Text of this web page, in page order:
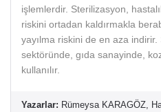
işlemlerdir. Sterilizasyon,
riskini ortadan kaldırmakla
yayılma riskini de en aza
sektöründe, gıda sanayinde,
kullanılır.
Yazarlar: Rümeysa KARAGÖZ,